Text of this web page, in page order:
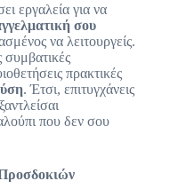
εργαλεία για να
σου
να λειτουργείς.
συμβατικές
πρακτικές
. Έτσι, επιτυγχάνεις
που δεν σου